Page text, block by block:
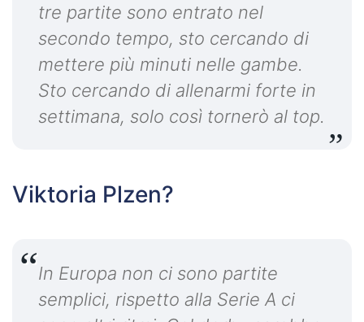
tre partite sono entrato nel
secondo tempo, sto cercando di
mettere più minuti nelle gambe.
Sto cercando di allenarmi forte in
settimana, solo così tornerò al top.
Viktoria Plzen?
In Europa non ci sono partite
semplici, rispetto alla Serie A ci